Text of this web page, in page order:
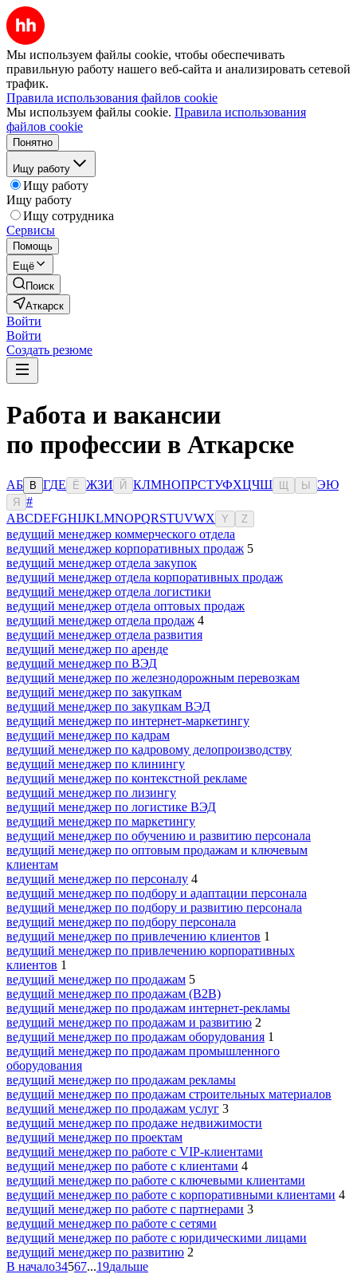
Мы используем файлы cookie, чтобы обеспечивать
правильную работу нашего веб-сайта и анализировать сетевой
трафик.
Правила использования файлов cookie
Мы используем файлы cookie. Правила использования
файлов cookie
Понятно
Ищу работу
Ищу работу
Ищу работу
Ищу сотрудника
Сервисы
Помощь
Ещё
Поиск
Аткарск
Войти
Войти
Создать резюме
Работа и вакансии
по профессии в Аткарске
АБ В ГДЕ Ё ЖЗИ Й КЛМНОПРСТУФХЦЧШ Ы ЭЮ
Я
#
ABCDEFGHIJKLMNOPQRSTUVWX Y Z
ведущий менеджер коммерческого отдела
ведущий менеджер корпоративных продаж 5
ведущий менеджер отдела закупок
ведущий менеджер отдела корпоративных продаж
ведущий менеджер отдела логистики
ведущий менеджер отдела оптовых продаж
ведущий менеджер отдела продаж 4
ведущий менеджер отдела развития
ведущий менеджер по аренде
ведущий менеджер по ВЭД
ведущий менеджер по железнодорожным перевозкам
ведущий менеджер по закупкам
ведущий менеджер по закупкам ВЭД
ведущий менеджер по интернет-маркетингу
ведущий менеджер по кадрам
ведущий менеджер по кадровому делопроизводству
ведущий менеджер по клинингу
ведущий менеджер по контекстной рекламе
ведущий менеджер по лизингу
ведущий менеджер по логистике ВЭД
ведущий менеджер по маркетингу
ведущий менеджер по обучению и развитию персонала
ведущий менеджер по оптовым продажам и ключевым
клиентам
ведущий менеджер по персоналу 4
ведущий менеджер по подбору и адаптации персонала
ведущий менеджер по подбору и развитию персонала
ведущий менеджер по подбору персонала
ведущий менеджер по привлечению клиентов 1
ведущий менеджер по привлечению корпоративных
клиентов 1
ведущий менеджер по продажам 5
ведущий менеджер по продажам (B2B)
ведущий менеджер по продажам интернет-рекламы
ведущий менеджер по продажам и развитию 2
ведущий менеджер по продажам оборудования 1
ведущий менеджер по продажам промышленного
оборудования
ведущий менеджер по продажам рекламы
ведущий менеджер по продажам строительных материалов
ведущий менеджер по продажам услуг 3
ведущий менеджер по продаже недвижимости
ведущий менеджер по проектам
ведущий менеджер по работе с VIP-клиентами
ведущий менеджер по работе с клиентами 4
ведущий менеджер по работе с ключевыми клиентами
ведущий менеджер по работе с корпоративными клиентами 4
ведущий менеджер по работе с партнерами 3
ведущий менеджер по работе с сетями
ведущий менеджер по работе с юридическими лицами
ведущий менеджер по развитию 2
В начало34567...19дальше